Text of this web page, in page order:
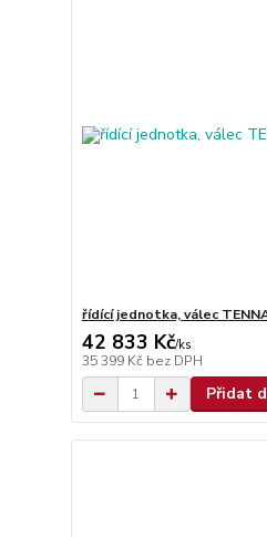
řídící jednotka, válec
42 833 Kč/ks
35 399 Kč bez DPH
Přidat